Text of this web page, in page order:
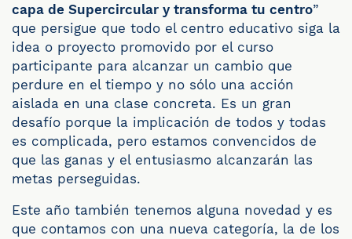
capa de Supercircular y transforma tu centro”
que persigue que todo el centro educativo siga la
idea o proyecto promovido por el curso
participante para alcanzar un cambio que
perdure en el tiempo y no sólo una acción
aislada en una clase concreta. Es un gran
desafío porque la implicación de todos y todas
es complicada, pero estamos convencidos de
que las ganas y el entusiasmo alcanzarán las
metas perseguidas.
Este año también tenemos alguna novedad y es
que contamos con una nueva categoría, la de los